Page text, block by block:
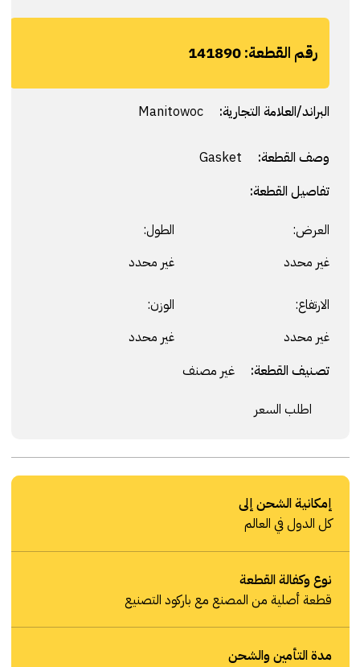
رقم القطعة:141890
البراند/العلامة التجارية: Manitowoc
وصف القطعة:
تفاصيل القطعة:
العرض:
غير محدد
الطول:
غير محدد
الارتفاع:
غير محدد
الوزن:
غير محدد
تصنيف القطعة: غير مصنف
اطلب السعر
إمكانية الشحن إلى
كل الدول في العالم
نوع وكفالة القطعة
قطعة أصلية من المصنع مع باركود التصنيع
مدة التأمين والشحن